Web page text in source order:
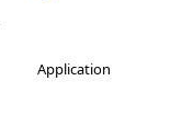
Application